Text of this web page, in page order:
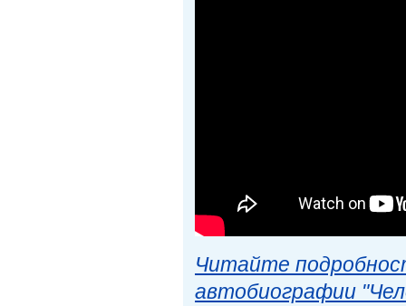
Читайте
автобиографии